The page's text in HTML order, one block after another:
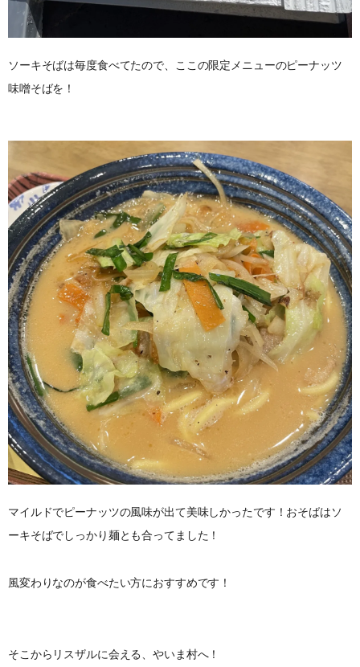
ソーキそばは毎度食べてたので、ここの限定メニューのピーナッツ
味噌そばを！
マイルドでピーナッツの風味が出て美味しかったです！おそばはソ
ーキそばでしっかり麺とも合ってました！
風変わりなのが食べたい方におすすめです！
そこからリスザルに会える、やいま村へ！